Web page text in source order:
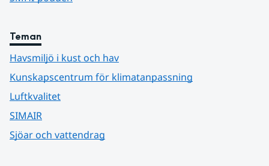
Teman
Havsmiljö i kust och hav
Kunskapscentrum för klimatanpassning
Luftkvalitet
SIMAIR
Sjöar och vattendrag